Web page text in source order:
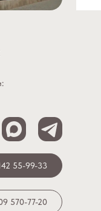
55-99-33
570-77-20